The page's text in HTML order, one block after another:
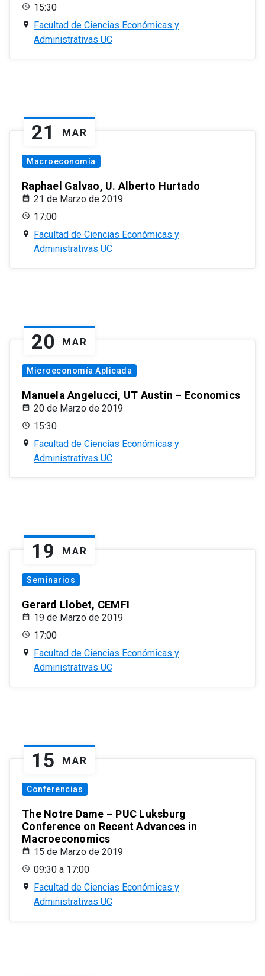
15:30
Facultad de Ciencias Económicas y
Administrativas UC
21 MAR
Macroeconomía
Raphael Galvao, U. Alberto Hurtado
21 de Marzo de 2019
17:00
Facultad de Ciencias Económicas y
Administrativas UC
20 MAR
Microeconomía Aplicada
Manuela Angelucci, UT Austin – Economics
20 de Marzo de 2019
15:30
Facultad de Ciencias Económicas y
Administrativas UC
19 MAR
Seminarios
Gerard Llobet, CEMFI
19 de Marzo de 2019
17:00
Facultad de Ciencias Económicas y
Administrativas UC
15 MAR
Conferencias
The Notre Dame – PUC Luksburg
Conference on Recent Advances in
Macroeconomics
15 de Marzo de 2019
09:30 a 17:00
Facultad de Ciencias Económicas y
Administrativas UC